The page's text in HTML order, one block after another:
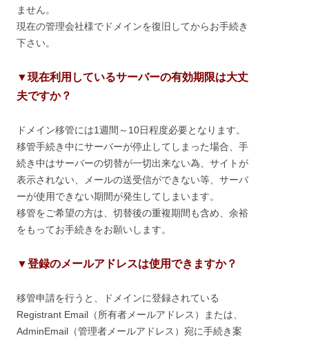
ません。
現在の管理会社様でドメインを復旧してからお手続き
下さい。
▼現在利用しているサーバーの有効期限は大丈
夫ですか？
ドメイン移管には1週間～10日程度必要となります。
移管手続き中にサーバーが停止してしまった場合、手
続き中はサーバーの切替が一切出来ない為、サイトが
表示されない、メールの送受信ができない等、サーバ
ーが使用できない期間が発生してしまいます。
移管をご希望の方は、切替後の重複期間も含め、余裕
をもってお手続きをお願いします。
▼登録のメールアドレスは使用できますか？
移管申請を行うと、ドメインに登録されている
Registrant Email（所有者メールアドレス）または、
AdminEmail（管理者メールアドレス）宛に手続き案